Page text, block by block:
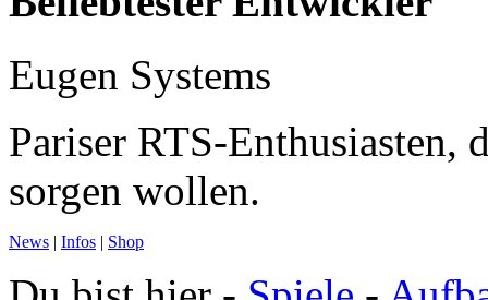
Eugen Systems
Pariser RTS-
sorgen wollen.
News | Infos | Shop